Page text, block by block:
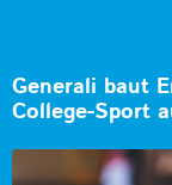
Generali baut
College-Sport